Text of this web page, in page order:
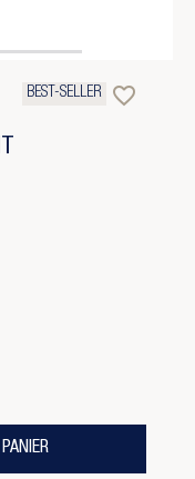
BEST-SELLER favorite_border